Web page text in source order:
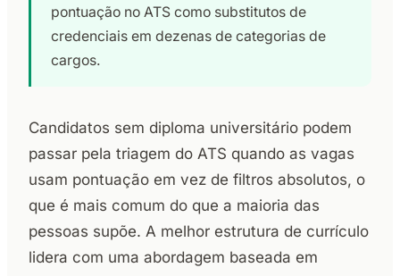
pontuação no ATS como substitutos de
credenciais em dezenas de categorias de
cargos.
Candidatos sem diploma universitário podem
passar pela triagem do ATS quando as vagas
usam pontuação em vez de filtros absolutos, o
que é mais comum do que a maioria das
pessoas supõe. A melhor estrutura de currículo
lidera com uma abordagem baseada em